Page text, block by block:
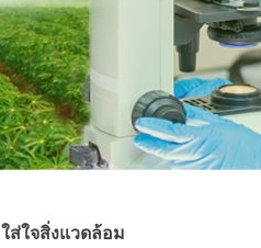
ใส่ใจสิ่งแวดล้อม